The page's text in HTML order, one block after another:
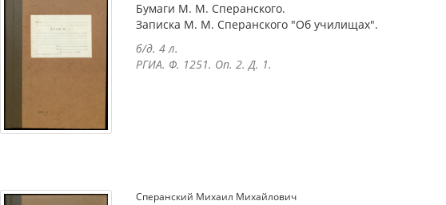
Бумаги М. М. Сперанского.
Записка М. М. Сперанского "Об училищах".
б/д. 4 л.
РГИА. Ф. 1251. Оп. 2. Д. 1.
Сперанский Михаил Михайлович